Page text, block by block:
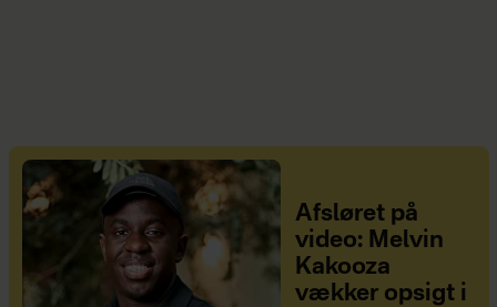
Afsløret på
video: Melvin
Kakooza
vækker opsigt i